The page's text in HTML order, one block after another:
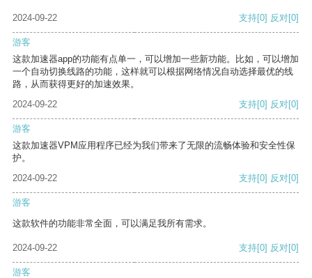
2024-09-22 支持[0] 反对[0]
游客
这款加速器app的功能有点单一，可以增加一些新功能。比如，可以增加
一个自动切换线路的功能，这样就可以根据网络情况自动选择最优的线
路，从而获得更好的加速效果。
2024-09-22
支持[0] 反对[0]
游客
这款加速器VPM应用程序已经为我们带来了无限的流畅体验和安全性保
护。
2024-09-22
支持[0] 反对[0]
游客
这款软件的功能非常全面，可以满足我所有需求。
2024-09-22 支持[0] 反对[0]
游客